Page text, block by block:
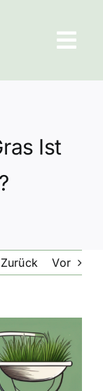
Ist
Zurück Vor